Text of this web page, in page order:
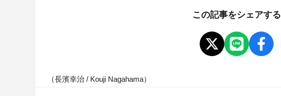
この記事をシェアする
（長濱幸治 / Kouji Nagahama）